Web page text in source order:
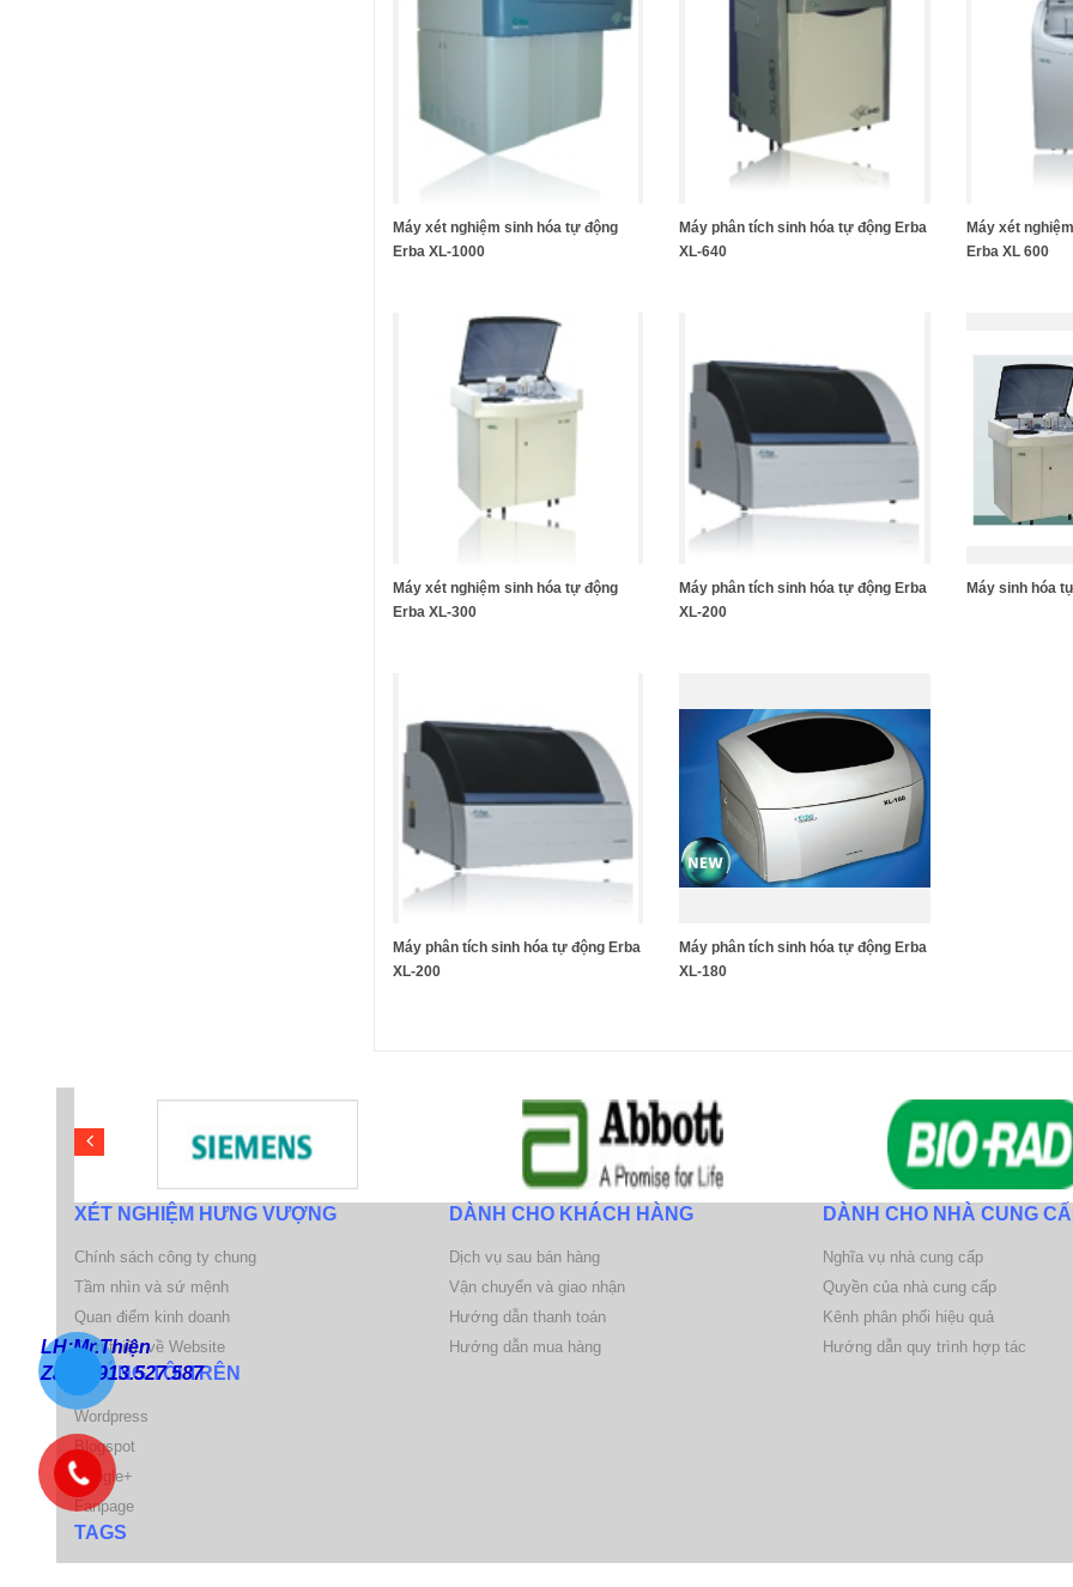
Máy xét nghiệm sinh hóa tự động
Erba XL-1000
Máy phân tích sinh hóa tự động Erba
XL-640
Máy xét
Erba XL 600
Máy xét nghiệm sinh hóa tự động
Erba XL-300
Máy phân tích sinh hóa tự động Erba
XL-200
Máy sinh hóa
Máy phân tích sinh hóa tự động Erba
XL-200
Máy phân tích sinh hóa tự động Erba
XL-180
XÉT NGHIỆM HƯNG VƯỢNG
Chính sách công ty chung
Tầm nhìn và sứ mệnh
Quan điểm kinh doanh
Giới thiệu về Website
DÀNH CHO KHÁCH HÀNG
Dịch vụ sau bán hàng
Vận chuyển và giao nhận
Hướng dẫn thanh toán
Hướng dẫn mua hàng
DÀNH CHO NHÀ CUNG
Nghĩa vụ nhà cung cấp
Quyền của nhà cung cấp
Kênh phân phối hiệu quả
Hướng dẫn quy trình hợp tác
CHÚNG TÔI TRÊN
Wordpress
Blogspot
Google+
Fanpage
TAGS
LH:Mr.Thiện
Zalo:0913.527.587